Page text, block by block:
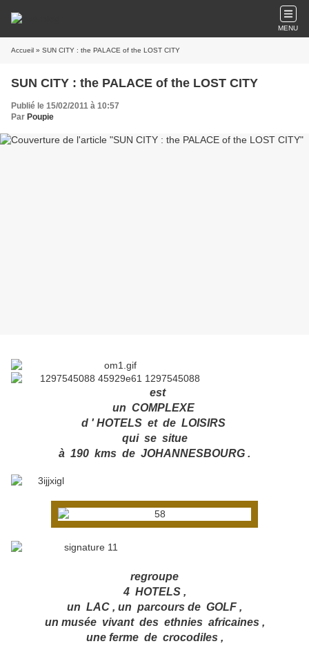
MENU
Accueil » SUN CITY : the PALACE of the LOST CITY
SUN CITY : the PALACE of the LOST CITY
Publié le 15/02/2011 à 10:57
Par Poupie
est
un COMPLEXE
d ' HOTELS et de LOISIRS
qui se situe
à 190 kms de JOHANNESBOURG .
regroupe
4 HOTELS ,
un LAC , un parcours de GOLF ,
un musée vivant des ethnies africaines ,
une ferme de crocodiles ,